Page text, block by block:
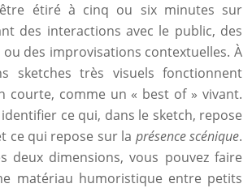
étiré à cinq ou six minutes sur
des interactions avec le public, des
des improvisations contextuelles. À
sketches très visuels fonctionnent
courte, comme un « best of » vivant.
ce qui, dans le sketch, repose
ce qui repose sur la présence scénique.
deux dimensions, vous pouvez faire
matériau humoristique entre petits